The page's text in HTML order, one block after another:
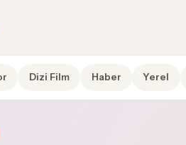
Dizi Film Haber Yerel